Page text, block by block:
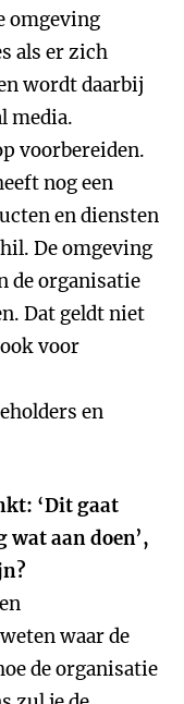
omgeving
als er zich
wordt daarbij
media.
voorbereiden.
nog een
en diensten
De omgeving
de organisatie
Dat geldt niet
voor
en
‘Dit gaat
wat aan doen’,
waar de
de organisatie